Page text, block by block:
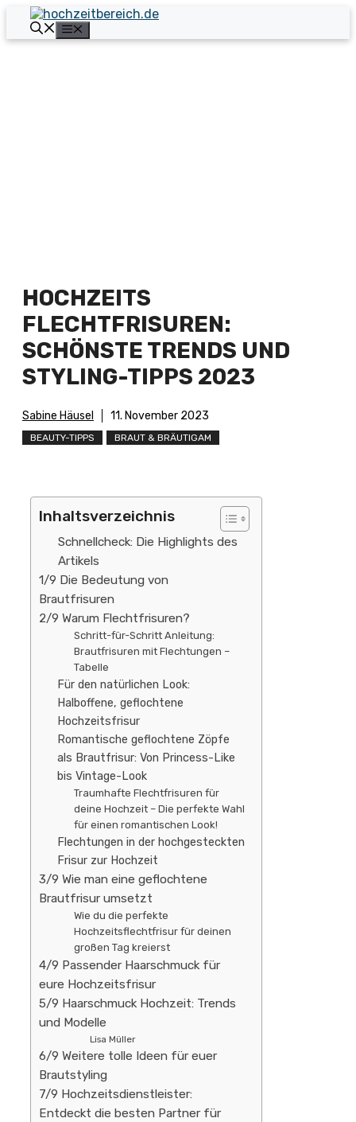
Zum
Inhalt
springen
HOCHZEITS
FLECHTFRISUREN:
SCHÖNSTE TRENDS UND
STYLING-TIPPS 2023
Sabine Häusel 11. November 2023
BEAUTY-TIPPS BRAUT & BRÄUTIGAM
Inhaltsverzeichnis
Schnellcheck: Die Highlights des
Artikels
1/9 Die Bedeutung von
Brautfrisuren
2/9 Warum Flechtfrisuren?
Schritt-für-Schritt Anleitung:
Brautfrisuren mit Flechtungen –
Tabelle
Für den natürlichen Look:
Halboffene, geflochtene
Hochzeitsfrisur
Romantische geflochtene Zöpfe
als Brautfrisur: Von Princess-Like
bis Vintage-Look
Traumhafte Flechtfrisuren für
deine Hochzeit – Die perfekte Wahl
für einen romantischen Look!
Flechtungen in der hochgesteckten
Frisur zur Hochzeit
3/9 Wie man eine geflochtene
Brautfrisur umsetzt
Wie du die perfekte
Hochzeitsflechtfrisur für deinen
großen Tag kreierst
4/9 Passender Haarschmuck für
eure Hochzeitsfrisur
5/9 Haarschmuck Hochzeit: Trends
und Modelle
Lisa Müller
6/9 Weitere tolle Ideen für euer
Brautstyling
7/9 Hochzeitsdienstleister:
Entdeckt die besten Partner für